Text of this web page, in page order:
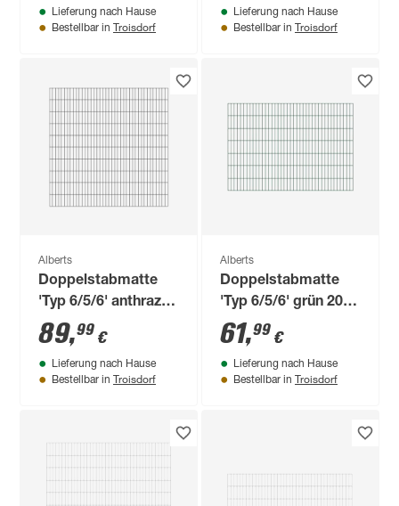
Lieferung nach Hause
Bestellbar in Troisdorf
Lieferung nach Hause
Bestellbar in Troisdorf
Alberts
Doppelstabmatte
'Typ 6/5/6' anthrazit
200 x 200 cm
89,99 €
Lieferung nach Hause
Bestellbar in Troisdorf
Alberts
Doppelstabmatte
'Typ 6/5/6' grün 200
x 140 cm
61,99 €
Lieferung nach Hause
Bestellbar in Troisdorf